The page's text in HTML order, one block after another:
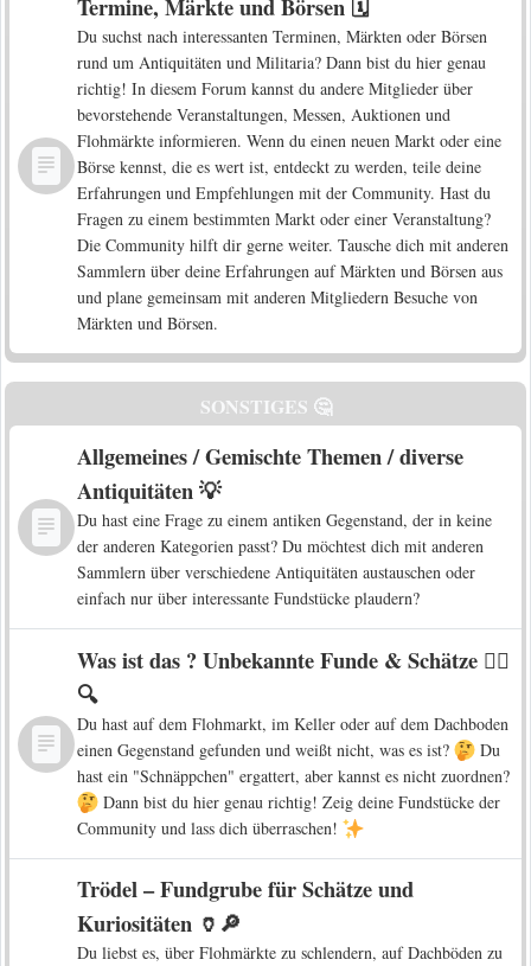
Termine, Märkte und Börsen 🗓️
Du suchst nach interessanten Terminen, Märkten oder Börsen
rund um Antiquitäten und Militaria? Dann bist du hier genau
richtig! In diesem Forum kannst du andere Mitglieder über
bevorstehende Veranstaltungen, Messen, Auktionen und
Flohmärkte informieren. Wenn du einen neuen Markt oder eine
Börse kennst, die es wert ist, entdeckt zu werden, teile deine
Erfahrungen und Empfehlungen mit der Community. Hast du
Fragen zu einem bestimmten Markt oder einer Veranstaltung?
Die Community hilft dir gerne weiter. Tausche dich mit anderen
Sammlern über deine Erfahrungen auf Märkten und Börsen aus
und plane gemeinsam mit anderen Mitgliedern Besuche von
Märkten und Börsen.
SONSTIGES 🤔
Allgemeines / Gemischte Themen / diverse
Antiquitäten 💡
Du hast eine Frage zu einem antiken Gegenstand, der in keine
der anderen Kategorien passt? Du möchtest dich mit anderen
Sammlern über verschiedene Antiquitäten austauschen oder
einfach nur über interessante Fundstücke plaudern?
Was ist das ? Unbekannte Funde & Schätze 🕵️‍♀️
🔍
Du hast auf dem Flohmarkt, im Keller oder auf dem Dachboden
einen Gegenstand gefunden und weißt nicht, was es ist?
Du
hast ein "Schnäppchen" ergattert, aber kannst es nicht zuordnen?
Dann bist du hier genau richtig! Zeig deine Fundstücke der
Community und lass dich überraschen!
Trödel – Fundgrube für Schätze und
Kuriositäten 🏺🔎
Du liebst es, über Flohmärkte zu schlendern, auf Dachböden zu